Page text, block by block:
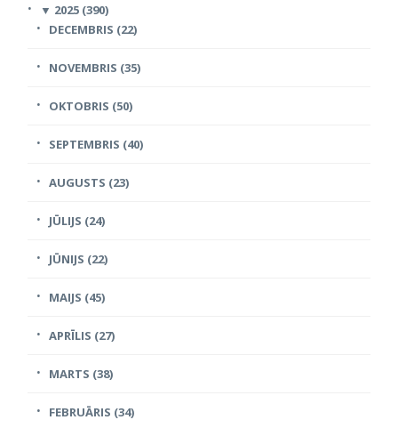
▼ 2025 (390)
DECEMBRIS (22)
NOVEMBRIS (35)
OKTOBRIS (50)
SEPTEMBRIS (40)
AUGUSTS (23)
JŪLIJS (24)
JŪNIJS (22)
MAIJS (45)
APRĪLIS (27)
MARTS (38)
FEBRUĀRIS (34)